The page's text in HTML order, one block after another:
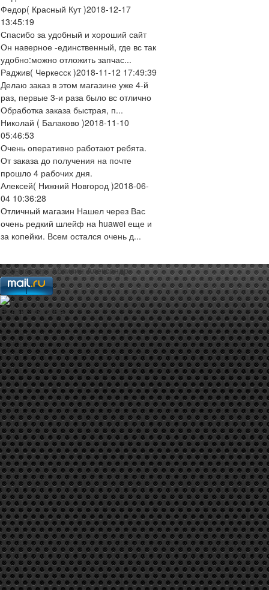
Федор( Красный Кут )2018-12-17
13:45:19
Спасибо за удобный и хороший сайт
Он наверное -единственный, где вс так
удобно:можно отложить запчас...
Раджив( Черкесск )2018-11-12 17:49:39
Делаю заказ в этом магазине уже 4-й
раз, первые 3-и раза было вс отлично
Обработка заказа быстрая, п...
Николай ( Балаково )2018-11-10
05:46:53
Очень оперативно работают ребята.
От заказа до получения на почте
прошло 4 рабочих дня.
Алексей( Нижний Новгород )2018-06-
04 10:36:28
Отличный магазин Нашел через Вас
очень редкий шлейф на huawei еще и
за копейки. Всем остался очень д...
web-мастер:Аблизин Александр